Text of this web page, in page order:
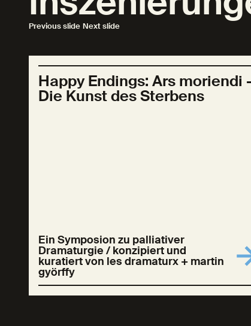
Previous slide Next slide
Happy Endings: Ars moriendi
Die Kunst des Sterbens
Ein Symposion zu palliativer
Dramaturgie / konzipiert und
kuratiert von les dramaturx + martin
györffy